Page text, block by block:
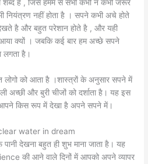
शब्द है , जिसे हममें से सभी कभी न कभी जरूर
नियंत्रण नहीं होता है । सपने कभी अचे होते
है और बहुत परेशान होते है , और यही
क्यों । जबकि कई बार हम अच्छे सपने
है।
लोगो को आता है ।शास्त्रों के अनुसार सपने में
अच्छी और बुरी चीजों को दर्शाता है। यह इस
आपने किस रूप में देखा है अपने सपने में।
water in dream
देखना बहुत ही शुभ माना जाता है। यह
की आने वाले दिनों में आपको अपने व्यापर